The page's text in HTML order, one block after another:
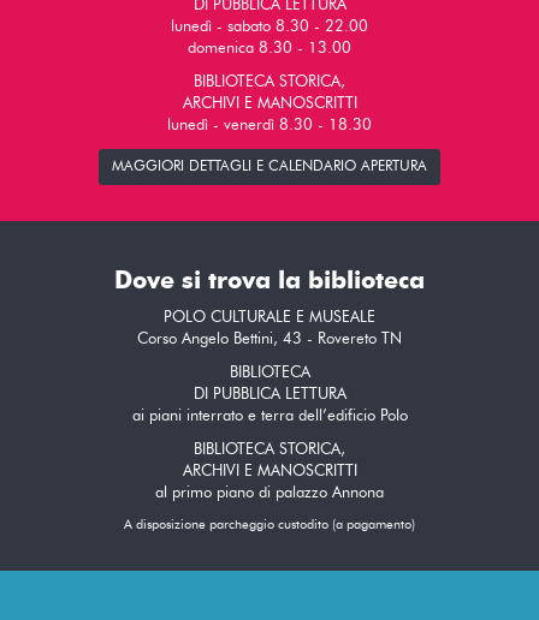
DI PUBBLICA LETTURA
lunedì - sabato 8.30 - 22.00
domenica 8.30 - 13.00
BIBLIOTECA STORICA,
ARCHIVI E MANOSCRITTI
lunedì - venerdì 8.30 - 18.30
MAGGIORI DETTAGLI E CALENDARIO APERTURA
Dove si trova la biblioteca
POLO CULTURALE E MUSEALE
Corso Angelo Bettini, 43 - Rovereto TN
BIBLIOTECA
DI PUBBLICA LETTURA
ai piani interrato e terra dell’edificio Polo
BIBLIOTECA STORICA,
ARCHIVI E MANOSCRITTI
al primo piano di palazzo Annona
A disposizione parcheggio custodito (a pagamento)